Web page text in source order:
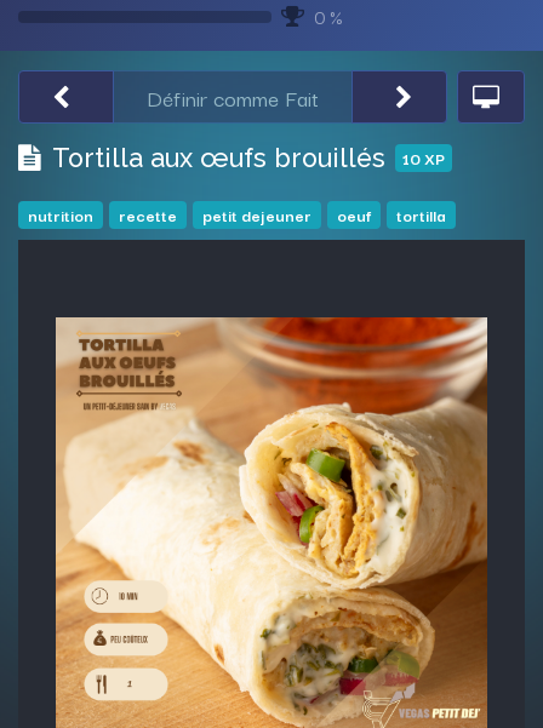
0 %
Tortilla aux œufs brouillés 10XP
Définir comme Fait
nutrition recette petit dejeuner oeuf tortilla